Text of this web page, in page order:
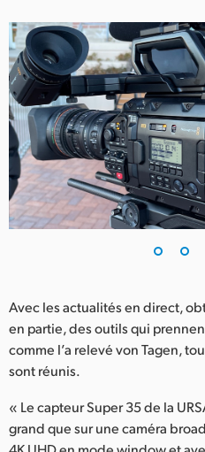
Avec les actualités en direct,
en partie, des outils qui
comme l’a relevé von Tagen,
sont réunis.
« Le capteur Super 35 de la
grand que sur une caméra